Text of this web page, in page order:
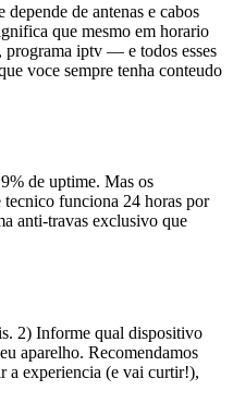
de antenas e cabos
que mesmo em horario
programa iptv — e todos esses
voce sempre tenha conteudo
de uptime. Mas os
tecnico funciona 24 horas por
anti-travas exclusivo que
2) Informe qual dispositivo
aparelho. Recomendamos
a experiencia (e vai curtir!),